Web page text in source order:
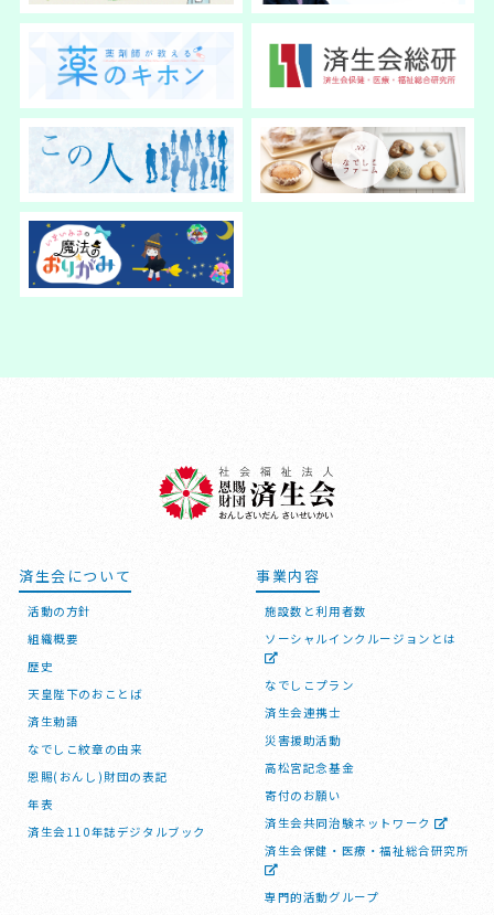
済生会について
活動の方針
組織概要
歴史
天皇陛下のおことば
済生勅語
なでしこ紋章の由来
恩賜(おんし)財団の表記
年表
済生会110年誌デジタルブック
事業内容
施設数と利用者数
ソーシャルインクルージョンとは
なでしこプラン
済生会連携士
災害援助活動
高松宮記念基金
寄付のお願い
済生会共同治験ネットワーク
済生会保健・医療・福祉総合研究所
専門的活動グループ